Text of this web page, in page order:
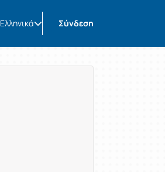
Ελληνικά Σύνδεση